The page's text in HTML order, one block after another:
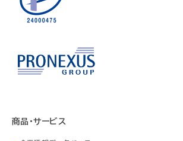
商品・サービス